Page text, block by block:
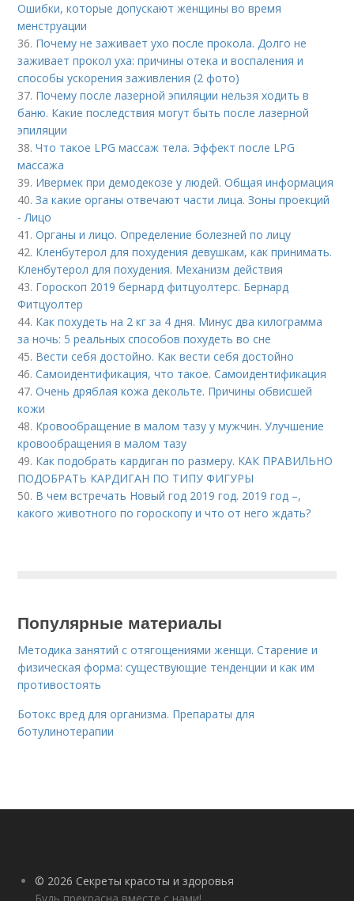
Ошибки, которые допускают женщины во время
менструации
36. Почему не заживает ухо после прокола. Долго не
заживает прокол уха: причины отека и воспаления и
способы ускорения заживления (2 фото)
37. Почему после лазерной эпиляции нельзя ходить в
баню. Какие последствия могут быть после лазерной
эпиляции
38.Что такое LPG массаж тела. Эффект после LPG
массажа
39. Ивермек при демодекозе у людей. Общая информация
40.За какие органы отвечают части лица. Зоны проекций
- Лицо
41.Органы и лицо. Определение болезней по лицу
42. Кленбутерол для похудения девушкам, как принимать.
Кленбутерол для похудения. Механизм действия
43. Гороскоп 2019 бернард фитцуолтерс. Бернард
Фитцуолтер
44. Как похудеть на 2 кг за 4 дня. Минус два килограмма
за ночь: 5 реальных способов похудеть во сне
45. Вести себя достойно. Как вести себя достойно
46.Самоидентификация, что такое. Самоидентификация
47.Очень дряблая кожа декольте. Причины обвисшей
кожи
48. Кровообращение в малом тазу у мужчин. Улучшение
кровообращения в малом тазу
49. Как подобрать кардиган по размеру. КАК ПРАВИЛЬНО
ПОДОБРАТЬ КАРДИГАН ПО ТИПУ ФИГУРЫ
50. В чем встречать Новый год 2019 год. 2019 год –,
какого животного по гороскопу и что от него ждать?
Популярные материалы
Методика занятий с отягощениями женщи. Старение и
физическая форма: существующие тенденции и как им
противостоять
Ботокс вред для организма. Препараты для
ботулинотерапии
© 2026 Секреты красоты и здоровья